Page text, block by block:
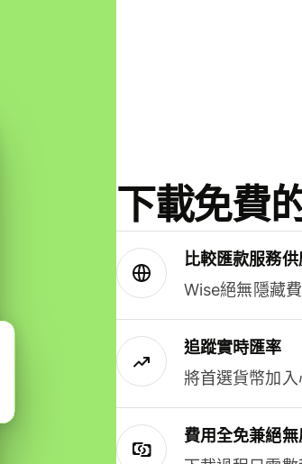
下載免費
比較匯款服務
Wise絕無隱藏
追蹤實時匯率
將首選貨幣加
費用全免兼絕